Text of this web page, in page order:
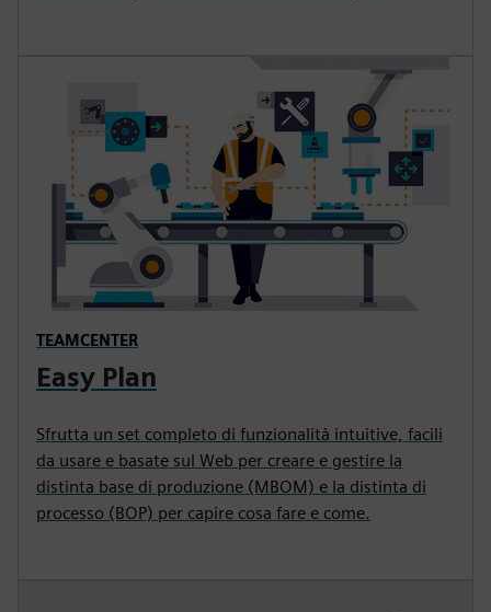
TEAMCENTER
Easy Plan
Sfrutta un set completo di funzionalità intuitive, facili
da usare e basate sul Web per creare e gestire la
distinta base di produzione (MBOM) e la distinta di
processo (BOP) per capire cosa fare e come.